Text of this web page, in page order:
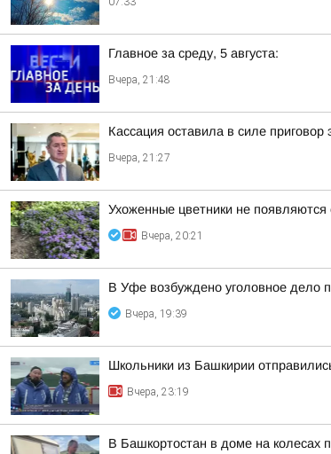
Главное за среду, 5 августа:
Вчера, 21:48
Кассация оставила в силе
Вчера, 21:27
Ухоженные цветники не появляются
Вчера, 20:21
В Уфе возбуждено уголовное дело
Вчера, 19:39
Школьники из Башкирии
Вчера, 23:19
В Башкортостан в доме на колесах